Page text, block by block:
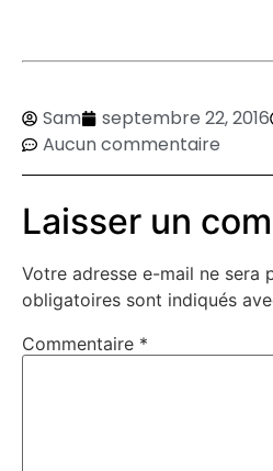
Sam septembre 22, 2016
Aucun commentaire
Laisser un
Votre adresse e-mail ne sera
obligatoires sont indiqués
Commentaire *